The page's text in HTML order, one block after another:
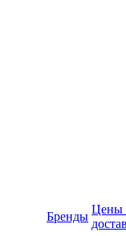
Бренды
Цены